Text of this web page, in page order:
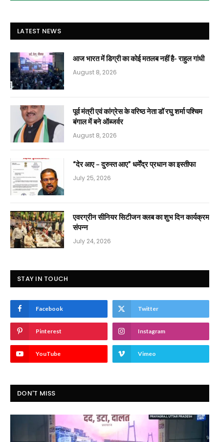
LATEST NEWS
आज भारत में डिग्री का कोई मतलब नहीं है- राहुल गांधी
August 8, 2026
पूर्व मंत्री एवं कांग्रेस के वरिष्ठ नेता डॉ रघु शर्मा पश्चिम
बंगाल में बने ऑब्जर्वर
August 8, 2026
“देर आए – दुरुस्त आए” धर्मेंद्र प्रधान का इस्तीफा
July 25, 2026
एवरग्रीन सीनियर सिटीजन क्लब का शुभ दिन कार्यक्रम
संपन्न
July 24, 2026
STAY IN TOUCH
Facebook Twitter
Pinterest Instagram
YouTube Vimeo
DON'T MISS